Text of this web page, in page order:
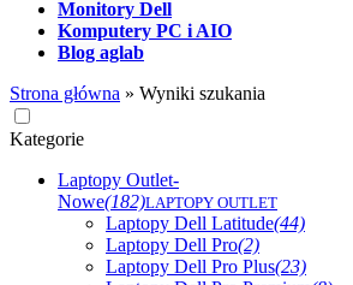
Monitory Dell
Komputery PC i AIO
Blog aglab
Strona główna » Wyniki szukania
Kategorie
Laptopy Outlet-
Nowe(182)LAPTOPY OUTLET
Laptopy Dell Latitude(44)
Laptopy Dell Pro(2)
Laptopy Dell Pro Plus(23)